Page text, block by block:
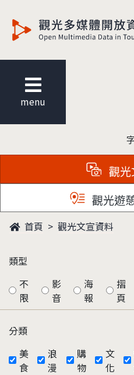
menu
觀
觀光遊
首頁 觀光文宣資料
類型
不
限
影
音
海
報
摺
頁
分類
美
食
浪
漫
購
物
文
化